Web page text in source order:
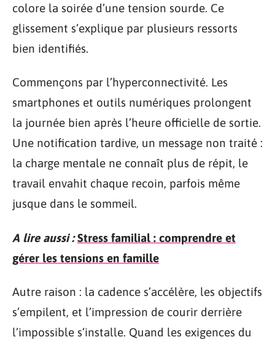
colore la soirée d’une tension sourde. Ce
glissement s’explique par plusieurs ressorts
bien identifiés.
Commençons par l’hyperconnectivité. Les
smartphones et outils numériques prolongent
la journée bien après l’heure officielle de sortie.
Une notification tardive, un message non traité :
la charge mentale ne connaît plus de répit, le
travail envahit chaque recoin, parfois même
jusque dans le sommeil.
A lire aussi : Stress familial : comprendre et
gérer les tensions en famille
Autre raison : la cadence s’accélère, les objectifs
s’empilent, et l’impression de courir derrière
l’impossible s’installe. Quand les exigences du